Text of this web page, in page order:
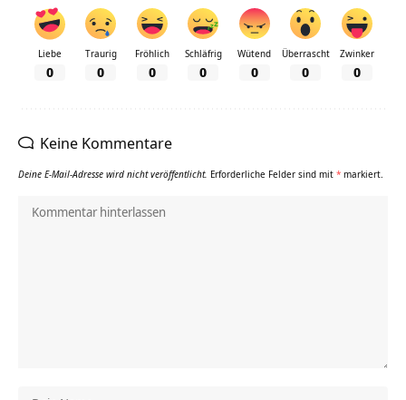
Liebe
0
Traurig
0
Fröhlich
0
Schläfrig
0
Wütend
0
Überrascht
0
Zwinker
0
Keine Kommentare
Deine E-Mail-Adresse wird nicht veröffentlicht. Erforderliche Felder sind mit * markiert.